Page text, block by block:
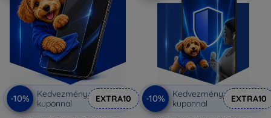
-10%
Kedvezmény
kuponnal
EXTRA10 -10%
Kedvezmény
kuponnal
EXTRA10